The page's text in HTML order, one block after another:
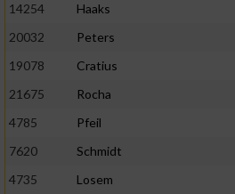
14254
Haaks
20032
Peters
19078
Cratius
21675
Rocha
4785
Pfeil
7620
Schmidt
4735
Losem